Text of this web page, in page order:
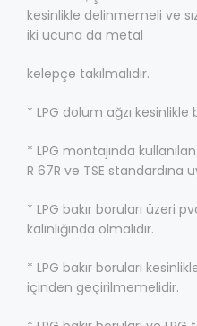
kesinlikle delinmemeli ve
iki ucuna da metal
kelepçe takılmalıdır.
* LPG dolum ağzı kesinlikle
* LPG montajında
R 67R ve TSE standardına
* LPG bakır boruları üzeri
kalınlığında olmalıdır.
* LPG bakır boruları
içinden geçirilmemelidir.